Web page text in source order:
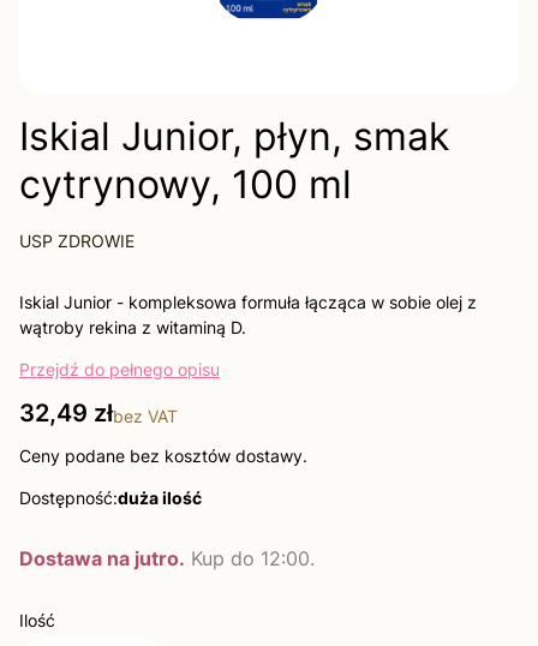
Iskial Junior, płyn, smak
cytrynowy, 100 ml
USP ZDROWIE
Iskial Junior - kompleksowa formuła łącząca w sobie olej z
wątroby rekina z witaminą D.
Przejdź do pełnego opisu
Cena
32,49 złbez VAT
Ceny podane bez kosztów dostawy.
Dostępność:duża ilość
Dostawa na jutro. Kup do 12:00.
Ilość